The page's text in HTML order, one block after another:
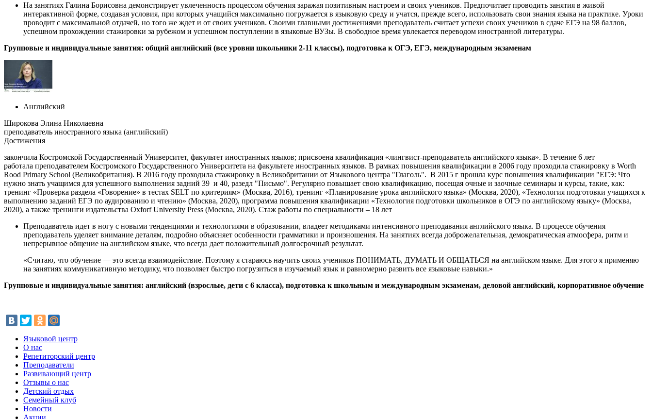
На занятиях Галина Борисовна демонстрирует увлеченность процессом обучения заражая позитивным настроем и своих учеников. Предпочитает проводить занятия в живой
интерактивной форме, создавая условия, при которых учащийся максимально погружается в языковую среду и учатся, прежде всего, использовать свои знания языка на практике. Уроки
проводит с максимальной отдачей, но того же ждет и от своих учеников. Своими главными достижениями преподаватель считает успехи своих учеников в сдаче ЕГЭ на 98 баллов,
успешном прохождении стажировки за рубежом и успешном поступлении в языковые ВУЗы. В свободное время увлекается переводом иностранной литературы.
Групповые и индивидуальные занятия: общий английский (все уровни школьники 2-11 классы), подготовка к ОГЭ, ЕГЭ, международным экзаменам
Английский
Широкова Элина Николаевна
преподаватель иностранного языка (английский)
Достижения
закончила Костромской Государственный Университет, факультет иностранных языков; присвоена квалификация «лингвист-преподаватель английского языка». В течение 6 лет
работала преподавателем Костромского Государственного Университета на факультете иностранных языков. В рамках повышения квалификации в 2006 году проходила стажировку в Worth
Rood Primary School (Великобритания). В 2016 году проходила стажировку в Великобритании от Языкового центра "Глаголь". В 2015 г прошла курс повышения квалификации "ЕГЭ: Что
нужно знать учащимся для успешного выполнения задний 39 и 40, разедл "Письмо". Регулярно повышает свою квалификацию, посещая очные и заочные семинары и курсы, такие, как:
тренинг «Проверка раздела «Говорение» в тестах SELT по критериям» (Москва, 2016), тренинг «Планирование урока английского языка» (Москва, 2020), «Технология подготовки учащихся к
выполнению заданий ЕГЭ по аудированию и чтению» (Москва, 2020), программа повышения квалификации «Технология подготовки школьников в ОГЭ по английскому языку» (Москва,
2020), а также тренинги издательства Oxforf University Press (Москва, 2020). Стаж работы по специальности – 18 лет
Преподаватель идет в ногу с новыми тенденциями и технологиями в образовании, владеет методиками интенсивного преподавания английского языка. В процессе обучения
преподаватель уделяет внимание деталям, подробно объясняет особенности грамматики и произношения. На занятиях всегда доброжелательная, демократическая атмосфера, ритм и
непрерывное общение на английском языке, что всегда дает положительный долгосрочный результат.
«Считаю, что обучение — это всегда взаимодействие. Поэтому я стараюсь научить своих учеников ПОНИМАТЬ, ДУМАТЬ И ОБЩАТЬСЯ на английском языке. Для этого я применяю
на занятиях коммуникативную методику, что позволяет быстро погрузиться в изучаемый язык и равномерно развить все языковые навыки.»
Групповые и индивидуальные занятия: английский (взрослые, дети с 6 класса), подготовка к школьным и международным экзаменам, деловой английский, корпоративное обучение
Языковой центр
О нас
Репетиторский центр
Преподаватели
Развивающий центр
Отзывы о нас
Детский отдых
Семейный клуб
Новости
Акции